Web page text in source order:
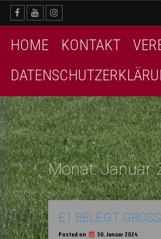
Skip
content
HOME KONTAKT
Monat:Januar
E1 BELEGT
Posted on 30. Januar 2024